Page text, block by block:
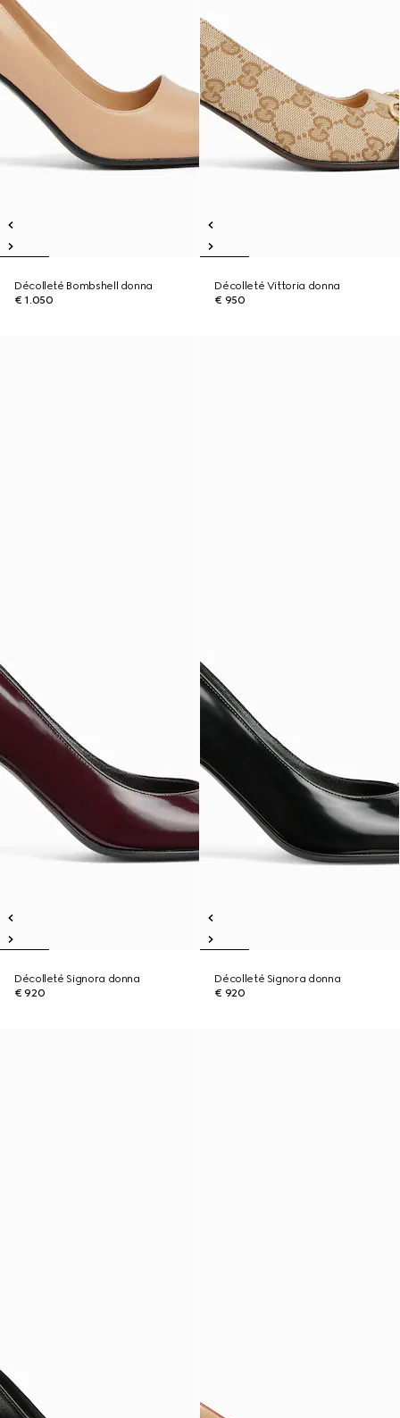
Décolleté Bombshell donna
€ 1.050
Décolleté Vittoria donna
€ 950
Décolleté Signora donna
€ 920
Décolleté Signora donna
€ 920